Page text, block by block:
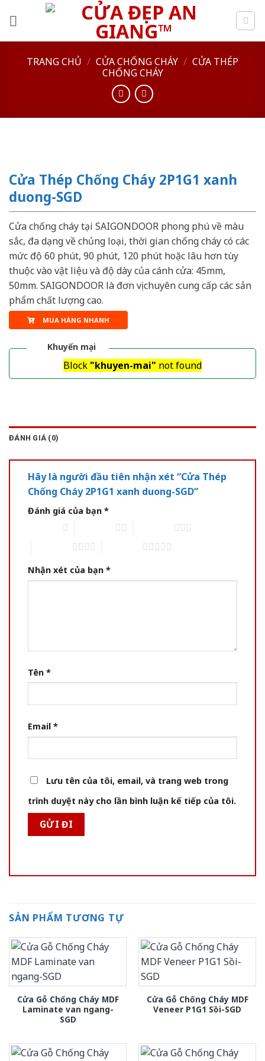
TRANG CHỦ / CỬA CHỐNG CHÁY / CỬA THÉP
CHỐNG CHÁY
Cửa Thép Chống Cháy 2P1G1 xanh
duong-SGD
Cửa chống cháy tại SAIGONDOOR phong phú về màu
sắc, đa dạng về chủng loại, thời gian chống cháy có các
mức độ 60 phút, 90 phút, 120 phút hoặc lâu hơn tùy
thuộc vào vật liệu và độ dày của cánh cửa: 45mm,
50mm. SAIGONDOOR là đơn vị chuyên cung cấp các sản
phẩm chất lượng cao.
MUA HÀNG NHANH
Khuyến mại
Block "khuyen-mai" not found
ĐÁNH GIÁ (0)
Hãy là người đầu tiên nhận xét “Cửa Thép
Chống Cháy 2P1G1 xanh duong-SGD”
Đánh giá của bạn *
Nhận xét của bạn *
Tên *
Email *
Lưu tên của tôi, email, và trang web trong
trình duyệt này cho lần bình luận kế tiếp của tôi.
SẢN PHẨM TƯƠNG TỰ
Cửa Gỗ Chống Cháy MDF
Laminate van ngang-
SGD
Cửa Gỗ Chống Cháy MDF
Veneer P1G1 Sồi-SGD